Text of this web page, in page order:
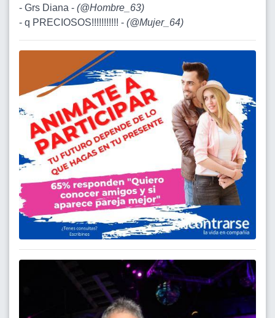
- Grs Diana - (@Hombre_63)
- q PRECIOSOS!!!!!!!!!!! - (@Mujer_64)